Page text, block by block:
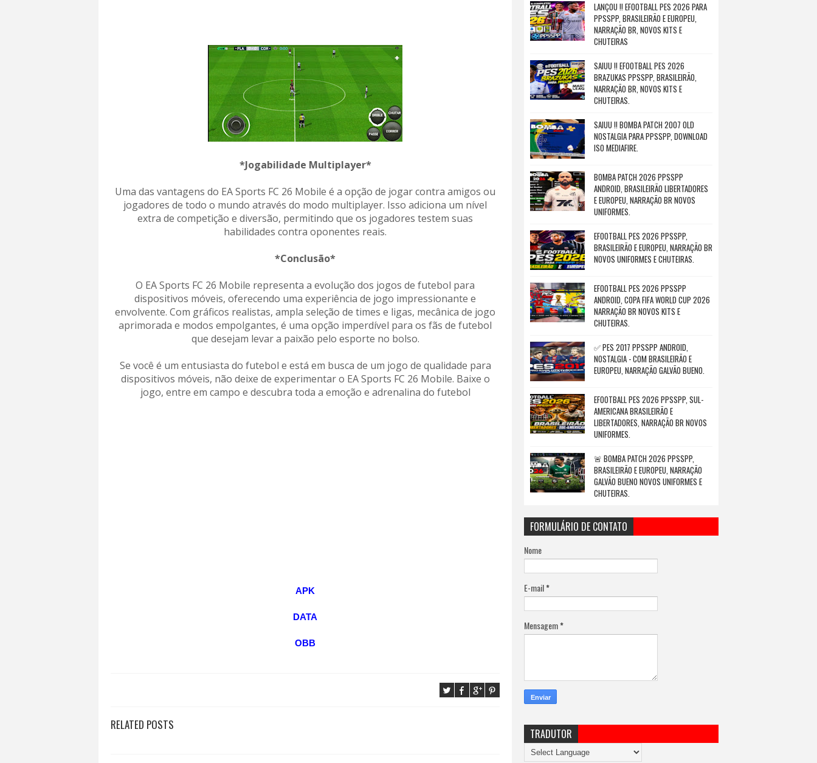
*Jogabilidade Multiplayer*
Uma das vantagens do EA Sports FC 26 Mobile é a opção de jogar contra amigos ou
jogadores de todo o mundo através do modo multiplayer. Isso adiciona um nível
extra de competição e diversão, permitindo que os jogadores testem suas
habilidades contra oponentes reais.
*Conclusão*
O EA Sports FC 26 Mobile representa a evolução dos jogos de futebol para
dispositivos móveis, oferecendo uma experiência de jogo impressionante e
envolvente. Com gráficos realistas, ampla seleção de times e ligas, mecânica de jogo
aprimorada e modos empolgantes, é uma opção imperdível para os fãs de futebol
que desejam levar a paixão pelo esporte no bolso.
Se você é um entusiasta do futebol e está em busca de um jogo de qualidade para
dispositivos móveis, não deixe de experimentar o EA Sports FC 26 Mobile. Baixe o
jogo, entre em campo e descubra toda a emoção e adrenalina do futebol
APK
DATA
OBB
RELATED POSTS
LANÇOU !! EFOOTBALL PES 2026 PARA
PPSSPP, BRASILEIRÃO E EUROPEU,
NARRAÇÃO BR, NOVOS KITS E
CHUTEIRAS
SAIUU !! EFOOTBALL PES 2026
BRAZUKAS PPSSPP, BRASILEIRÃO,
NARRAÇÃO BR, NOVOS KITS E
CHUTEIRAS.
SAIUU !! BOMBA PATCH 2007 OLD
NOSTALGIA PARA PPSSPP, DOWNLOAD
ISO MEDIAFIRE.
BOMBA PATCH 2026 PPSSPP
ANDROID, BRASILEIRÃO LIBERTADORES
E EUROPEU, NARRAÇÃO BR NOVOS
UNIFORMES.
EFOOTBALL PES 2026 PPSSPP,
BRASILEIRÃO E EUROPEU, NARRAÇÃO BR
NOVOS UNIFORMES E CHUTEIRAS.
EFOOTBALL PES 2026 PPSSPP
ANDROID, COPA FIFA WORLD CUP 2026
NARRAÇÃO BR NOVOS KITS E
CHUTEIRAS.
✅ PES 2017 PPSSPP ANDROID,
NOSTALGIA - COM BRASILEIRÃO E
EUROPEU, NARRAÇÃO GALVÃO BUENO.
EFOOTBALL PES 2026 PPSSPP, SUL-
AMERICANA BRASILEIRÃO E
LIBERTADORES, NARRAÇÃO BR NOVOS
UNIFORMES.
🚨 BOMBA PATCH 2026 PPSSPP,
BRASILEIRÃO E EUROPEU, NARRAÇÃO
GALVÃO BUENO NOVOS UNIFORMES E
CHUTEIRAS.
FORMULÁRIO DE CONTATO
Nome
E-mail*
Mensagem*
TRADUTOR